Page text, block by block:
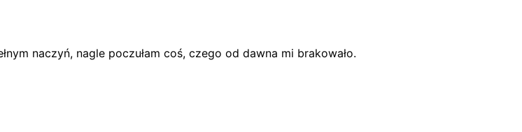
naczyń, nagle poczułam coś, czego od dawna mi brakowało.